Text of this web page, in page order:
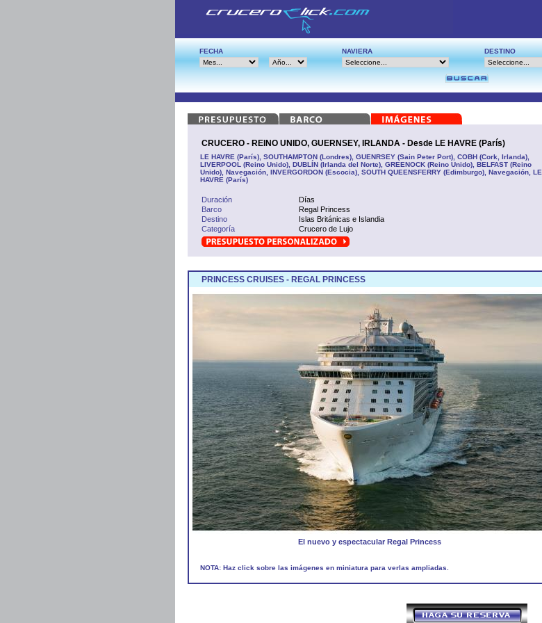
FECHA NAVIERA DESTINO
CRUCERO - REINO UNIDO, GUERNSEY, IRLANDA - Desde LE HAVRE (París)
LE HAVRE (París), SOUTHAMPTON (Londres), GUENRSEY (Sain Peter Port), COBH (Cork, Irlanda),
LIVERPOOL (Reino Unido), DUBLÍN (Irlanda del Norte), GREENOCK (Reino Unido), BELFAST (Reino
Unido), Navegación, INVERGORDON (Escocia), SOUTH QUEENSFERRY (Edimburgo), Navegación, LE
HAVRE (París)
Duración
Días
Barco
Regal Princess
Destino
Islas Británicas e Islandia
Categoría
Crucero de Lujo
PRINCESS CRUISES - REGAL PRINCESS
El nuevo y espectacular Regal Princess
NOTA: Haz click sobre las imágenes en miniatura para verlas ampliadas.